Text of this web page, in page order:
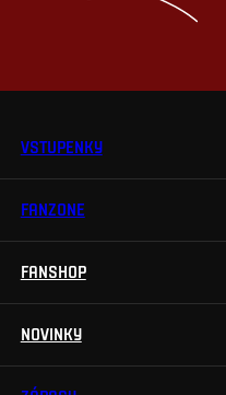
VSTUPENKY
Vstupenky
Handicapovaní fanoušci
FANZONE
Sparta UNLIMITED.
FANSHOP
NOVINKY